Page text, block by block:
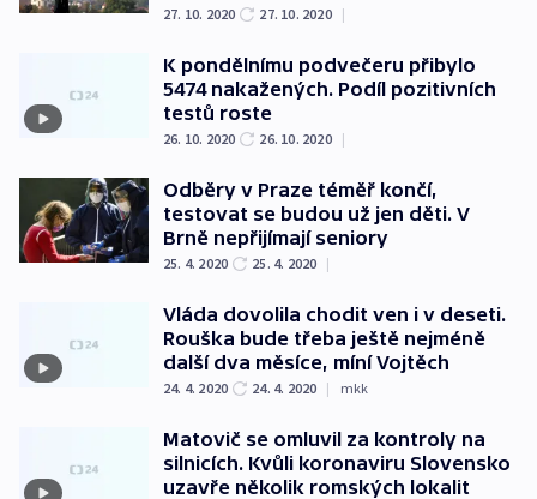
27. 10. 2020 27. 10. 2020 |
K pondělnímu podvečeru přibylo
5474 nakažených. Podíl pozitivních
testů roste
26. 10. 2020 26. 10. 2020 |
Odběry v Praze téměř končí,
testovat se budou už jen děti. V
Brně nepřijímají seniory
25. 4. 2020 25. 4. 2020 |
Vláda dovolila chodit ven i v deseti.
Rouška bude třeba ještě nejméně
další dva měsíce, míní Vojtěch
24. 4. 2020 24. 4. 2020 | mkk
Matovič se omluvil za kontroly na
silnicích. Kvůli koronaviru Slovensko
uzavře několik romských lokalit